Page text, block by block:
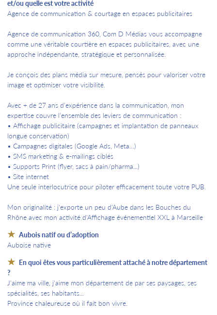
et/ou quelle est votre activité
Agence de communication & courtage en espaces publicitaires
Agence de communication 360, Com D Médias vous accompagne
comme une véritable courtière en espaces publicitaires, avec une
approche indépendante, stratégique et personnalisée.
Je conçois des plans média sur mesure, pensés pour valoriser votre
image et optimiser votre visibilité.
Avec + de 27 ans d'expérience dans la communication, mon
expertise couvre l’ensemble des leviers de communication :
• Affichage publicitaire (campagnes et implantation de panneaux
longue conservation)
• Campagnes digitales (Google Ads, Meta…)
• SMS marketing & e-mailings ciblés
• Supports Print (flyer, sacs à pain/pharma...)
• Site internet
Une seule interlocutrice pour piloter efficacement toute votre PUB.
Mon originalité : j'exporte un peu d'Aube dans les Bouches du
Rhône avec mon activité d'Affichage événementiel XXL à Marseille
Aubois natif ou d’adoption
Auboise native
En quoi êtes vous particulièrement attaché à notre département
?
J'aime ma ville, j'aime mon département de par ses paysages, ses
spécialités, ses habitants...
Province chaleureuse où il fait bon vivre.